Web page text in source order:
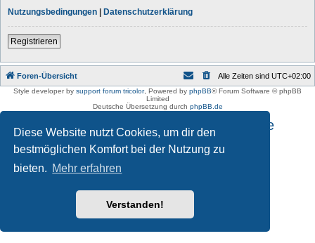
Diese Website nutzt Cookies, um dir den
bestmöglichen Komfort bei der Nutzung zu
bieten. Mehr erfahren
Verstanden!
Nutzungsbedingungen | Datenschutzerklärung
Registrieren
Foren-Übersicht Alle Zeiten sind UTC+02:00
Style developer by support forum tricolor, Powered by phpBB® Forum Software © phpBB
Limited
Deutsche Übersetzung durch phpBB.de
Impressum und Datenschutzhinweise